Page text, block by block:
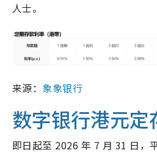
人士。
来源： 象象银行
数字银行港元定
即日起至 2026 年 7 月 31 日，